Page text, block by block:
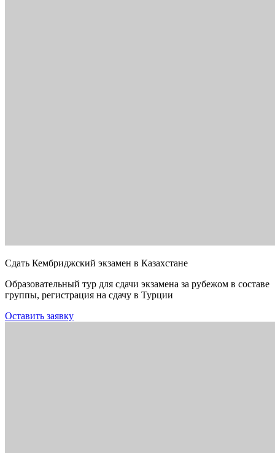
Сдать Кембриджский экзамен в Казахстане
Образовательный тур для сдачи экзамена за рубежом в составе
группы, регистрация на сдачу в Турции
Оставить заявку